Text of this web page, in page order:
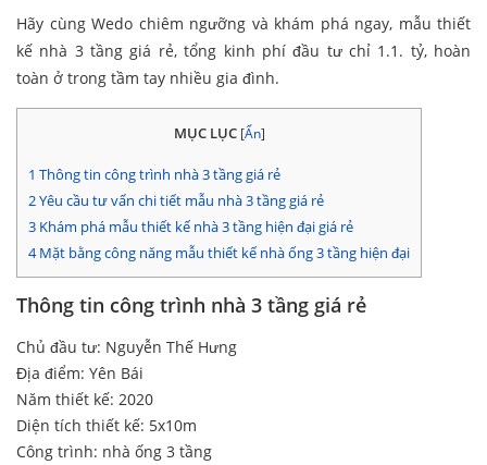
Hãy cùng Wedo chiêm ngưỡng và khám phá ngay, mẫu thiết
kế nhà 3 tầng giá rẻ, tổng kinh phí đầu tư chỉ 1.1. tỷ, hoàn
toàn ở trong tầm tay nhiều gia đình.
MỤC LỤC [Ẩn]
1 Thông tin công trình nhà 3 tầng giá rẻ
2Yêu cầu tư vấn chi tiết mẫu nhà 3 tầng giá rẻ
3 Khám phá mẫu thiết kế nhà 3 tầng hiện đại giá rẻ
4Mặt bằng công năng mẫu thiết kế nhà ống 3 tầng hiện đại
Thông tin công trình nhà 3 tầng giá rẻ
Chủ đầu tư: Nguyễn Thế Hưng
Địa điểm: Yên Bái
Năm thiết kế: 2020
Diện tích thiết kế: 5x10m
Công trình: nhà ống 3 tầng